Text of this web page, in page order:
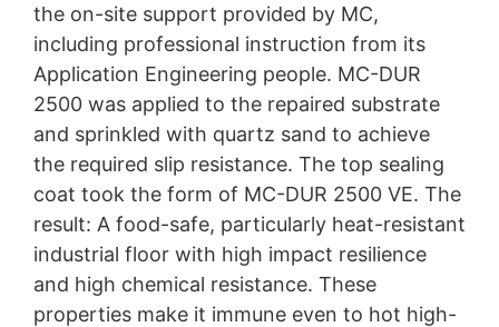
the on-site support provided by MC,
including professional instruction from its
Application Engineering people. MC-DUR
2500 was applied to the repaired substrate
and sprinkled with quartz sand to achieve
the required slip resistance. The top sealing
coat took the form of MC-DUR 2500 VE. The
result: A food-safe, particularly heat-resistant
industrial floor with high impact resilience
and high chemical resistance. These
properties make it immune even to hot high-